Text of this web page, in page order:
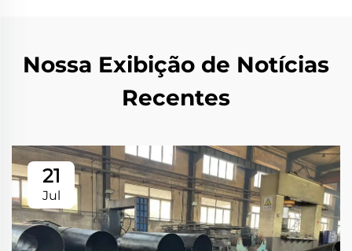
Nossa Exibição de Notícias
Recentes
21
Jul